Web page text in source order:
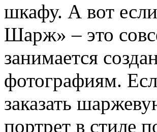
шкафу. А вот
Шарж» – это
занимается
фотографиям.
заказать
портрет в стиле